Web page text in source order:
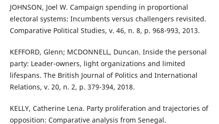
JOHNSON, Joel W. Campaign spending in proportional
electoral systems: Incumbents versus challengers revisited.
Comparative Political Studies, v. 46, n. 8, p. 968-993, 2013.
KEFFORD, Glenn; MCDONNELL, Duncan. Inside the personal
party: Leader-owners, light organizations and limited
lifespans. The British Journal of Politics and International
Relations, v. 20, n. 2, p. 379-394, 2018.
KELLY, Catherine Lena. Party proliferation and trajectories of
opposition: Comparative analysis from Senegal.